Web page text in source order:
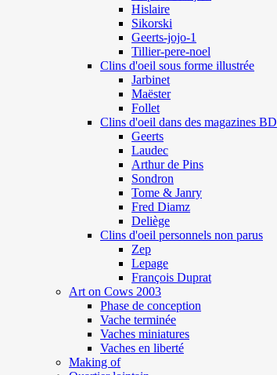
Hislaire
Sikorski
Geerts-jojo-1
Tillier-pere-noel
Clins d'oeil sous forme illustrée
Jarbinet
Maëster
Follet
Clins d'oeil dans des magazines BD
Geerts
Laudec
Arthur de Pins
Sondron
Tome & Janry
Fred Diamz
Deliège
Clins d'oeil personnels non parus
Zep
Lepage
François Duprat
Art on Cows 2003
Phase de conception
Vache terminée
Vaches miniatures
Vaches en liberté
Making of